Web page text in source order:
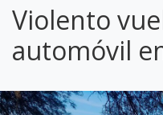
Violento
automóvil